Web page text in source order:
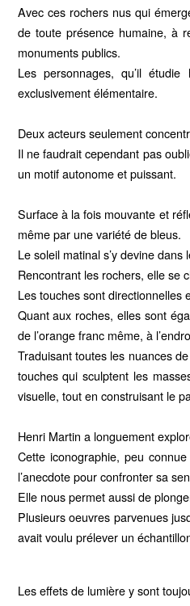
Avec ces rochers nus qui
de toute présence humaine, à
monuments publics.
Les personnages, qu’il
exclusivement élémentaire.
Deux acteurs seulement
Il ne faudrait cependant pas
un motif autonome et puissant.
Surface à la fois mouvante et
même par une variété de bleus.
Le soleil matinal s’y devine
Rencontrant les rochers, elle se
Les touches sont directionnelles
Quant aux roches, elles sont
de l’orange franc même, à
Traduisant toutes les nuances
touches qui sculptent les
visuelle, tout en construisant le
Henri Martin a longuement
Cette iconographie, peu
l’anecdote pour confronter sa
Elle nous permet aussi de
Plusieurs oeuvres parvenues
avait voulu prélever un
Les effets de lumière y sont